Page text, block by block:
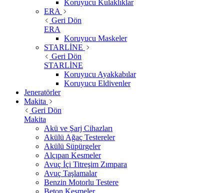
Koruyucu Kulaklıklar
ERA
Geri Dön
ERA
Koruyucu Maskeler
STARLİNE
Geri Dön
STARLİNE
Koruyucu Ayakkabılar
Koruyucu Eldivenler
Jeneratörler
Makita
Geri Dön
Makita
Akü ve Şarj Cihazları
Akülü Ağaç Testereler
Akülü Süpürgeler
Alçıpan Kesmeler
Avuç İçi Titreşim Zımpara
Avuç Taşlamalar
Benzin Motorlu Testere
Beton Kesmeler